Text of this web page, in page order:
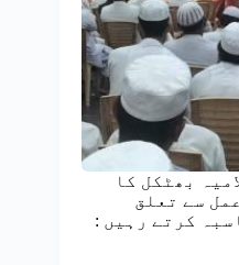
بھٹکل کا
سے تعلق
کرتے رہیں :